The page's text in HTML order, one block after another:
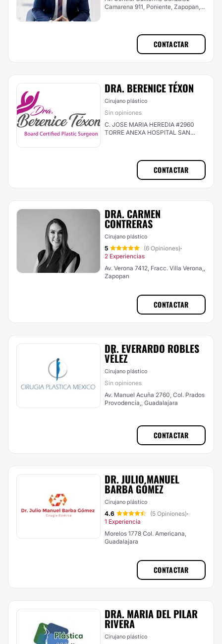
Camarena 911, Poniente, Zapopan,
CONTACTAR
DRA. BERENICE TÉXON
Cirujano plástico
Sin opiniones
C. JOSE MARIA HEREDIA #2960
TORRE ANEXA HOSPITAL SAN
CONTACTAR
DRA. CARMEN
CONTRERAS
Cirujano plástico
5 (6 Opiniones)·
2 Experiencias
Av. Verona 7412, Fracc. Villa Verona,,
Zapopan
CONTACTAR
DR. EVERARDO ROBLES
VÉLEZ
Cirujano plástico
Sin opiniones
Av. Manuel Acuña 2760, Col. Prados
Provodencia,, Guadalajara
CONTACTAR
DR. JULIO MANUEL
BARBA GÓMEZ
Cirujano plástico
4.6 (5 Opiniones)·
1 Experiencia
Morelos 1778 Col. Americana,
Guadalajara
CONTACTAR
DRA. MARIA DEL PILAR
RIVERA
Cirujano plástico